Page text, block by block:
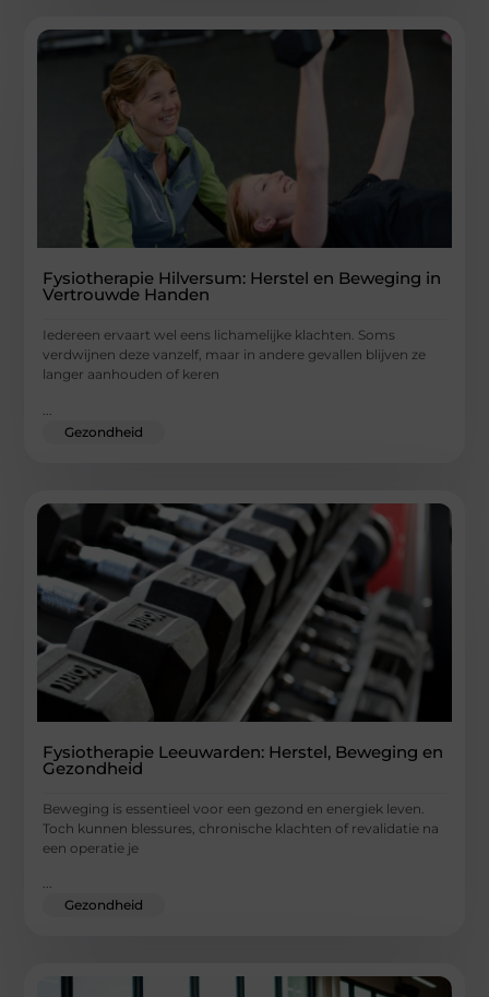
Fysiotherapie Hilversum: Herstel en Beweging in
Vertrouwde Handen
Iedereen ervaart wel eens lichamelijke klachten. Soms
verdwijnen deze vanzelf, maar in andere gevallen blijven ze
langer aanhouden of keren
Gezondheid
Fysiotherapie Leeuwarden: Herstel, Beweging en
Gezondheid
Beweging is essentieel voor een gezond en energiek leven.
Toch kunnen blessures, chronische klachten of revalidatie na
een operatie je
...
Gezondheid